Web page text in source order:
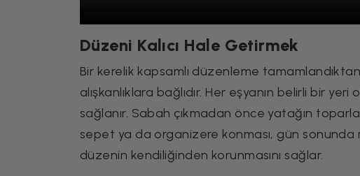
Düzeni Kalıcı Hale Getirmek
Bir kerelik kapsamlı düzenleme
alışkanlıklara bağlıdır. Her eşyanın belirli bir
sağlanır. Sabah çıkmadan önce yatağın
sepet ya da organizere konması, gün
düzenin kendiliğinden korunmasını sağlar.